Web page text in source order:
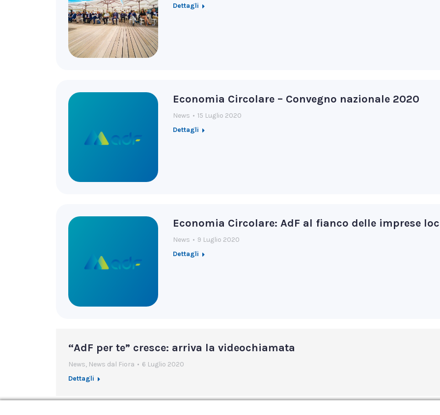
Dettagli
Economia Circolare – Convegno nazionale 2020
News
15 Luglio 2020
Dettagli
Economia Circolare: AdF al fianco delle imprese
News
9 Luglio 2020
Dettagli
“AdF per te” cresce: arriva la videochiamata
News, News dal Fiora
6 Luglio 2020
Dettagli